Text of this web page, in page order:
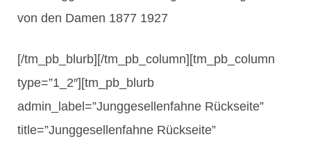
von den Damen 1877 1927
[/tm_pb_blurb][/tm_pb_column][tm_pb_column
type=”1_2″][tm_pb_blurb
admin_label=”Junggesellenfahne Rückseite”
title=”Junggesellenfahne Rückseite”